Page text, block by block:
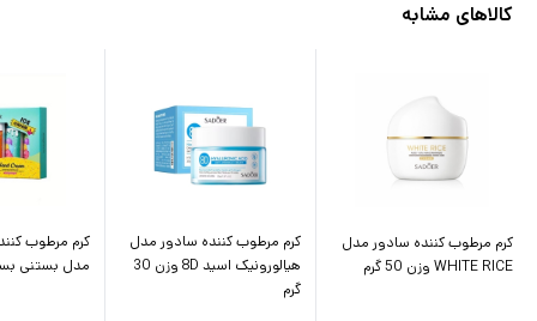
کالاهای مشابه
کرم مرطوب کننده سادور مدل
WHITE RICE وزن 50 گرم
کرم مرطوب کننده سادور مدل
هیالورونیک اسید 8D وزن 30
گرم
کرم مرطوب
مدل بستنی بسته 5